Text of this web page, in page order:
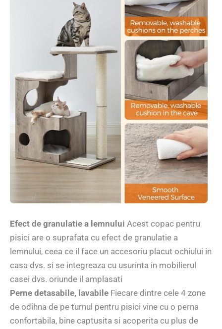
Efect de granulatie a lemnului Acest copac pentru
pisici are o suprafata cu efect de granulatie a
lemnului, ceea ce il face un accesoriu placut ochiului in
casa dvs. si se integreaza cu usurinta in mobilierul
casei dvs. oriunde il amplasati
Perne detasabile, lavabile Fiecare dintre cele 4 zone
de odihna de pe turnul pentru pisici vine cu o perna
confortabila, bine captusita si acoperita cu plus de